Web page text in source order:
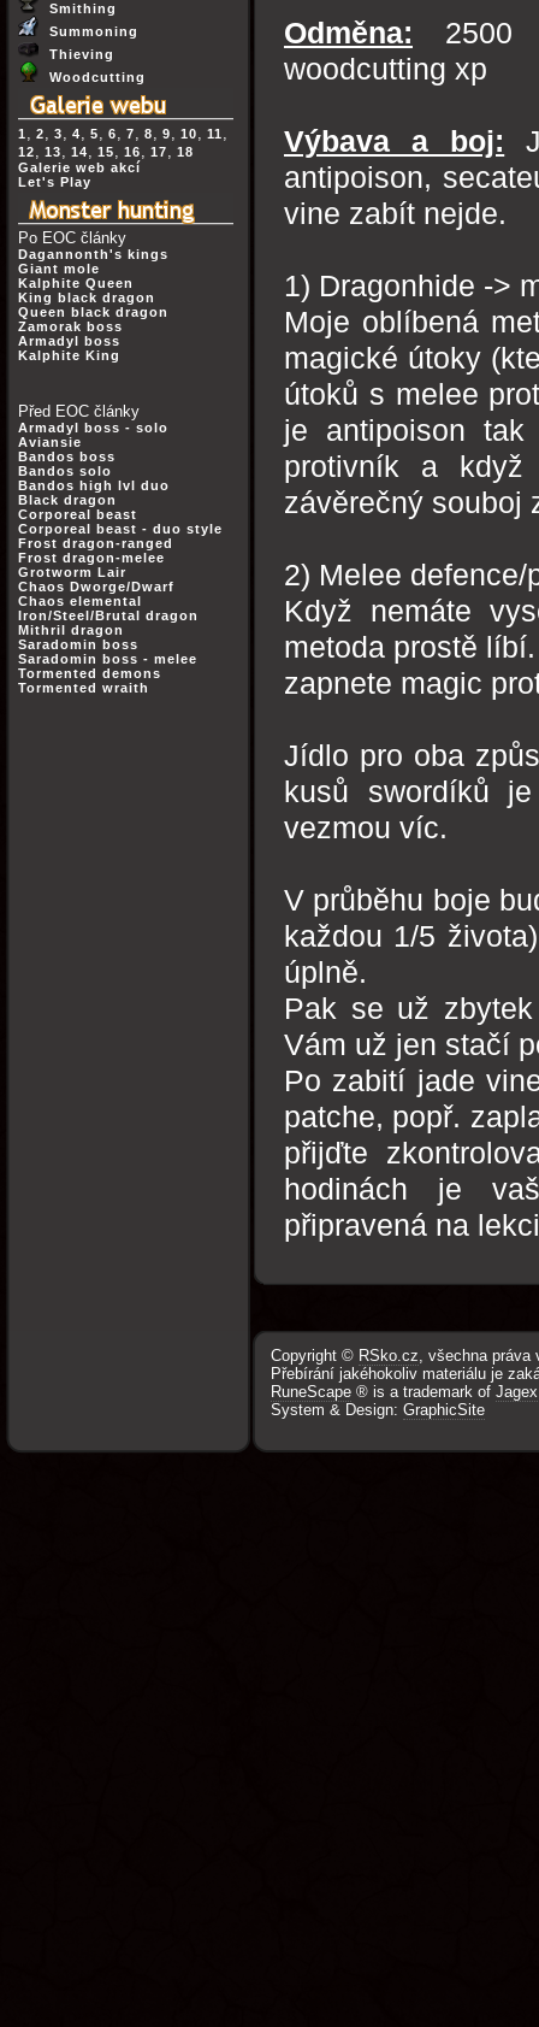
Smithing
Summoning
Thieving
Woodcutting
1 , 2, 3, 4, 5, 6, 7, 8, 9, 10, 11 ,
12, 13, 14, 15, 16, 17, 18
Galerie web akcí
Let's Play
Po EOC články
Dagannonth's kings
Giant mole
Kalphite Queen
King black dragon
Queen black dragon
Zamorak boss
Armadyl boss
Kalphite King
Před EOC články
Armadyl boss - solo
Aviansie
Bandos boss
Bandos solo
Bandos high lvl duo
Black dragon
Corporeal beast
Corporeal beast - duo style
Frost dragon-ranged
Frost dragon-melee
Grotworm Lair
Chaos Dworge/Dwarf
Chaos elemental
Iron/Steel/Brutal dragon
Mithril dragon
Saradomin boss
Saradomin boss - melee
Tormented demons
Tormented wraith
Odměna: 2500
woodcutting xp
Výbava a boj:
antipoison,
vine zabít nejde.
1) Dragonhide ->
Moje oblíbená
magické útoky
útoků s melee
je antipoison
protivník a když
závěrečný souboj
2) Melee defence/
Když nemáte
metoda prostě
zapnete magic
Jídlo pro oba
kusů swordíků
vezmou víc.
V průběhu boje
každou 1/5
úplně.
Pak se už
Vám už jen stačí
Po zabití jade
patche, popř.
přijďte
hodinách je
připravená na
Copyright © RSko.cz, všechna práva
Přebírání jakéhokoliv materiálu je
RuneScape® is a trademark of Jagex
System & Design: GraphicSite